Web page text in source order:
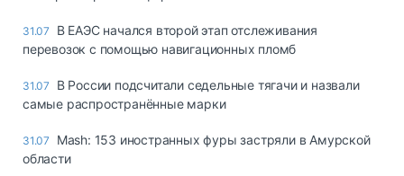
31.07
В ЕАЭС начался второй этап отслеживания
перевозок с помощью навигационных пломб
31.07
В России подсчитали седельные тягачи и назвали
самые распространённые марки
31.07
Mash: 153 иностранных фуры застряли в Амурской
области